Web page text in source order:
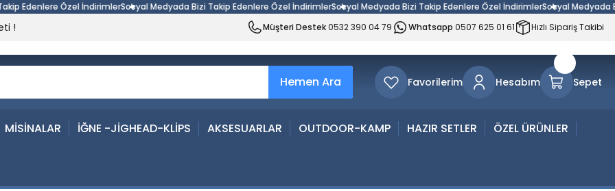
Özel İndirimlerSosyal Medyada Bizi Takip Edenlere Özel İndirimlerSosyal Medyada Bizi Takip Edenlere Özel İndirimlerSosyal Medyada Bizi
! Müşteri Destek0532 390 04 79 Whatsapp 0507 625 01 61 Hızlı Sipariş Takibi
Hemen Ara Favorilerim Hesabım Sepet
MİSİNALAR İĞNE -JİGHEAD-KLİPS AKSESUARLAR OUTDOOR-KAMP HAZIR SETLER ÖZEL ÜRÜNLER